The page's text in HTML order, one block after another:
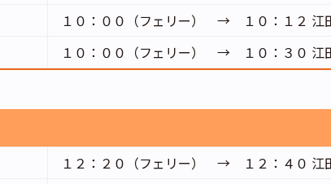
１０：００（フェリー） →
１０：１２
１０：００（フェリー） → １０：３０
１２：２０（フェリー） →
１２：４０